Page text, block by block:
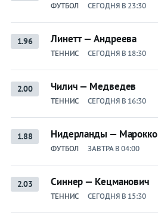
ФУТБОЛ СЕГОДНЯ В 23:30
1.96 Линетт — Андреева
ТЕННИС СЕГОДНЯ В 18:30
2.00 Чилич — Медведев
ТЕННИС СЕГОДНЯ В 16:30
1.88 Нидерланды — Марокко
ФУТБОЛ ЗАВТРА В 04:00
2.03 Синнер — Кецманович
ТЕННИС СЕГОДНЯ В 15:30